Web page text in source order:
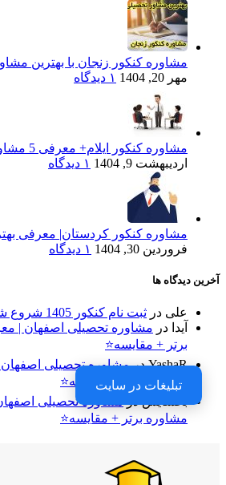
مشاوره کنکور زنجان با بهترین
مهر 20, 1404
۱ دیدگاه
مشاوره کنکور ایلام+ معرفی 5 مشاوره 1405
اردیبهشت 9, 1404
۱ دیدگاه
مشاوره کنکور کردستان| معرفی
فروردین 30, 1404
۱ دیدگاه
آخرین دیدگاه ها
علی در ثبت نام کنکور 1405 شروع شد
آیدا در
برتر + مقایسه⭐
YashaRدر
مشاوره برتر + مقایسه⭐
بخشایشدر
مشاوره برتر + مقایسه⭐
تبلیغات در سایت